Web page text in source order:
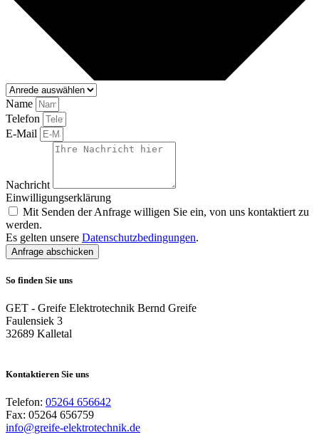
Name
Telefon
E-Mail
Nachricht
Einwilligungserklärung
Mit Senden der Anfrage willigen Sie ein, von uns kontaktiert zu
werden.
Es gelten unsere Datenschutzbedingungen.
Anfrage abschicken
So finden Sie uns
GET - Greife Elektrotechnik Bernd Greife
Faulensiek 3
32689 Kalletal
Kontaktieren Sie uns
Telefon: 05264 656642
Fax: 05264 656759
info@greife-elektrotechnik.de